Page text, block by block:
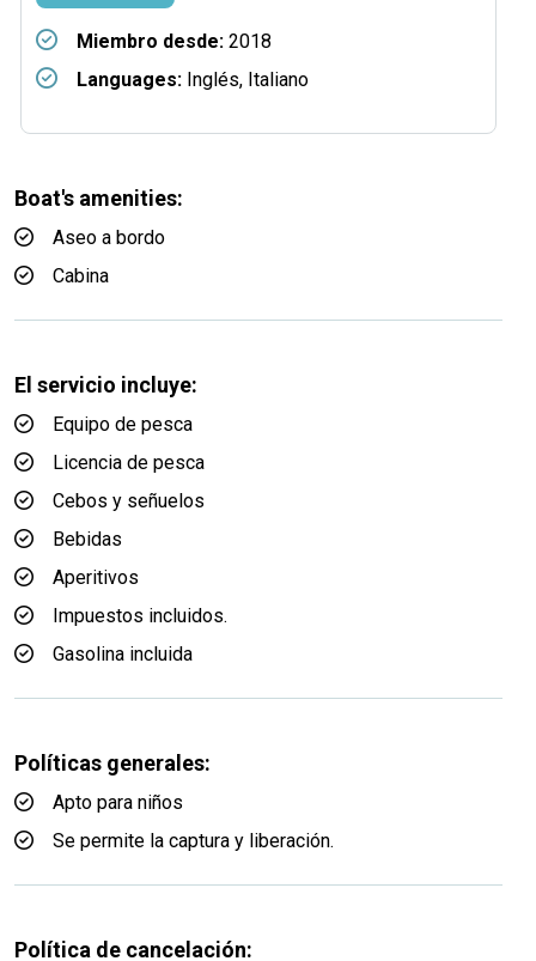
Miembro desde: 2018
Languages: Inglés, Italiano
Boat's amenities:
Aseo a bordo
Cabina
El servicio incluye:
Equipo de pesca
Licencia de pesca
Cebos y señuelos
Bebidas
Aperitivos
Impuestos incluidos.
Gasolina incluida
Políticas generales:
Apto para niños
Se permite la captura y liberación.
Política de cancelación: